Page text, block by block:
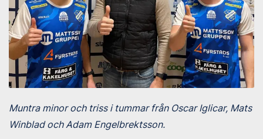
Muntra minor och triss i tummar från Oscar Iglicar, Mats
Winblad och Adam Engelbrektsson.